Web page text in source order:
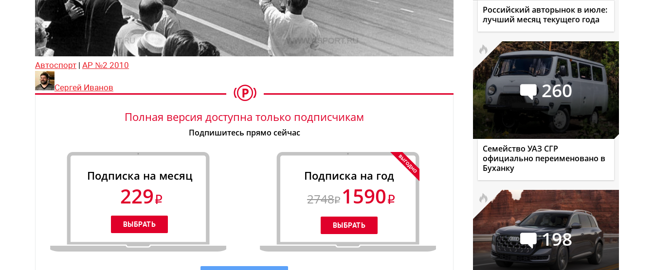
Автоспорт | АР №2 2010
Сергей Иванов
Полная версия доступна только подписчикам
Подпишитесь прямо сейчас
Подписка на месяц
229
Подписка на год
2748 1590
Российский авторынок в июле:
лучший месяц текущего года
260
Семейство УАЗ СГР
официально переименовано в
Буханку
198